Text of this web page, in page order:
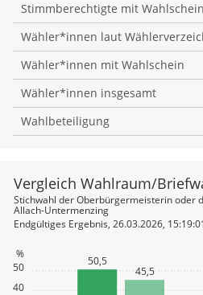
Stimmberechtigte mit
Wähler*innen laut
Wähler*innen mit Wahlschein
Wähler*innen insgesamt
Wahlbeteiligung
40
50
%
45,5
50,5
Vergleich Wahlraum/
Stichwahl der Oberbürgermeisterin oder
Allach-Untermenzing
Endgültiges Ergebnis, 26.03.2026,